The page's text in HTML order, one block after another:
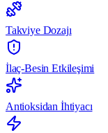
Takviye Dozajı
İlaç-Besin Etkileşimi
Antioksidan İhtiyacı